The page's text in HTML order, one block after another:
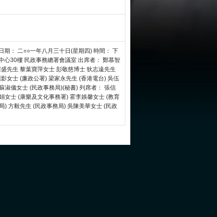
期： 二○○一年八月三十日(星期四) 時間： 下
心30樓 民政事務總署會議室 出席者： 鄭慕智
先生 黎葉寶萍女士 彭敬慈博士 狄志遠先生
女士 (廉政公署) 梁家永先生 (香港電台) 吳伍
淑儀女士 (民政事務局)(秘書) 列席者： 張信
女士 (康樂及文化事務署) 霍李娛馨女士 (教育
) 方毅先生 (民政事務局) 吳陳美華女士 (民政